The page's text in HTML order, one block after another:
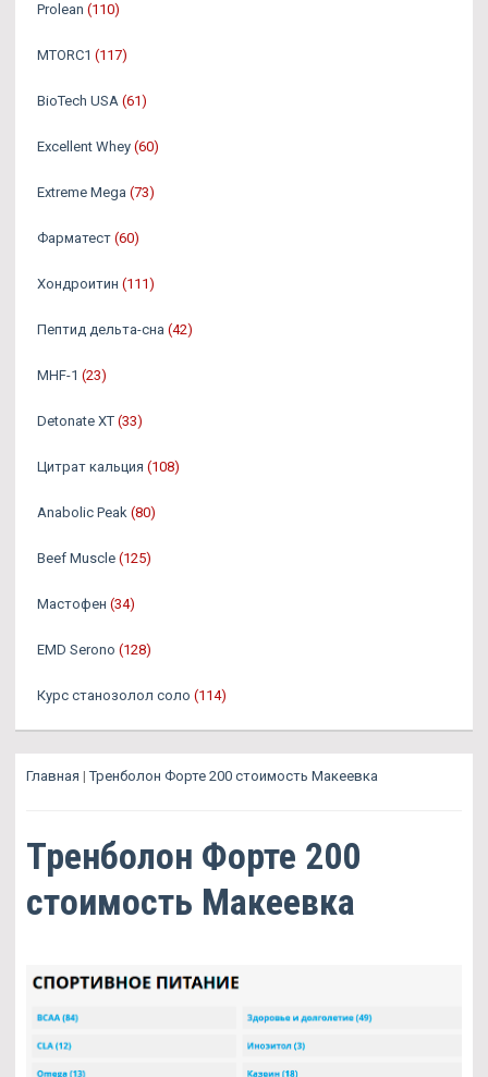
Prolean (110)
MTORC1 (117)
BioTech USA (61)
Excellent Whey (60)
Extreme Mega (73)
Фарматест (60)
Хондроитин (111)
Пептид дельта-сна (42)
MHF-1 (23)
Detonate XT (33)
Цитрат кальция (108)
Anabolic Peak (80)
Beef Muscle (125)
Мастофен (34)
EMD Serono (128)
Курс станозолол соло (114)
Главная |Тренболон Форте 200 стоимость Макеевка
Тренболон Форте 200
стоимость Макеевка